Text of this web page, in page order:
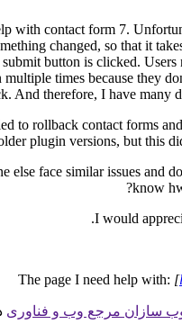
with contact form 7.
changed, so that it
button is clicked.
multiple times because they
And therefore, I have many
to rollback contact forms
plugin versions, but this
else face similar issues and
know
I would
The page I need help with: [
وب سازان مرجع وب و فناوری